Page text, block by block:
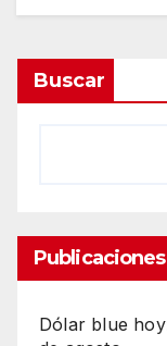
Buscar
Dólar blue